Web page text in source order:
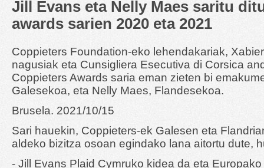
Jill Evans eta Nelly Maes saritu
awards sarien 2020 eta 2021
Coppieters Foundation-eko lehendakariak,
nagusiak eta Cunsigliera Esecutiva di Corsica
Coppieters Awards saria eman zieten bi
Galesekoa, eta Nelly Maes, Flandesekoa.
Brusela. 2021/10/15
Sari hauekin, Coppieters-ek Galesen eta
aldeko bizitza osoan egindako lana aitortu dute,
- Jill Evans Plaid Cymruko kidea da eta